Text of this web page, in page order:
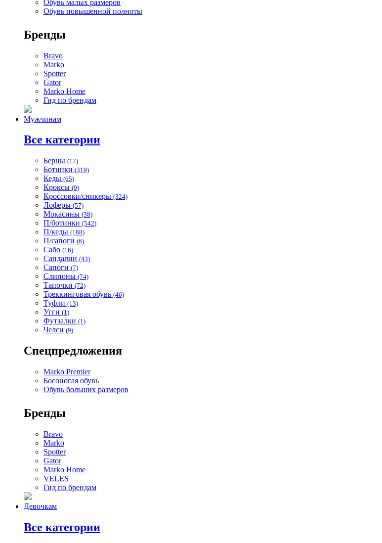
Обувь малых размеров
Обувь повышенной полноты
Бренды
Bravo
Marko
Spotter
Gator
Marko Home
Гид по брендам
Мужчинам
Все категории
Берцы (17)
Ботинки (319)
Кеды (65)
Кроксы (9)
Кроссовки/сникеры (324)
Лоферы (57)
Мокасины (38)
П/ботинки (542)
П/кеды (188)
П/сапоги (6)
Сабо (16)
Сандалии (43)
Сапоги (7)
Слипоны (74)
Тапочки (72)
Треккинговая обувь (46)
Туфли (13)
Угги (1)
Футзалки (1)
Челси (9)
Спецпредложения
Marko Premier
Босоногая обувь
Обувь больших размеров
Бренды
Bravo
Marko
Spotter
Gator
Marko Home
VELES
Гид по брендам
Девочкам
Все категории